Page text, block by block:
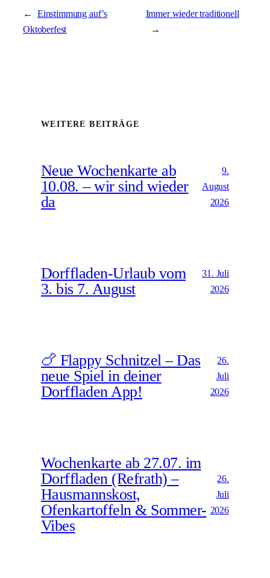
← Einstimmung auf’s
Oktoberfest
Immer wieder traditionell
→
WEITERE BEITRÄGE
Neue Wochenkarte ab
10.08. – wir sind wieder
da
9.
August
2026
Dorffladen-Urlaub vom
3. bis 7. August
31. Juli
2026
🍗 Flappy Schnitzel – Das
neue Spiel in deiner
Dorffladen App!
26.
Juli
2026
Wochenkarte ab 27.07. im
Dorffladen (Refrath) –
Hausmannskost,
Ofenkartoffeln & Sommer-
Vibes
26.
Juli
2026